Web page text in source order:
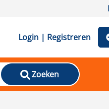
Login | Registreren
Zoeken